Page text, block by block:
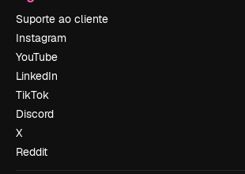
Suporte ao cliente
Instagram
YouTube
LinkedIn
TikTok
Discord
X
Reddit